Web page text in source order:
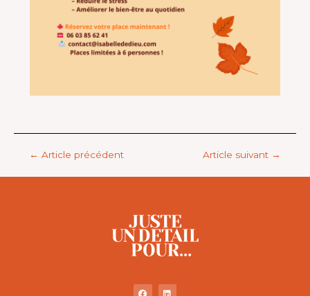
← Article précédent Article suivant →